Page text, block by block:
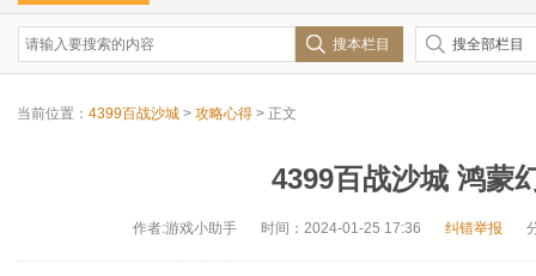
搜本栏目 搜全部栏目
当前位置： 4399百战沙城 > 攻略心得 > 正文
4399百战沙城 鸿蒙
作者:游戏小助手 时间：2024-01-25 17:36 纠错举报